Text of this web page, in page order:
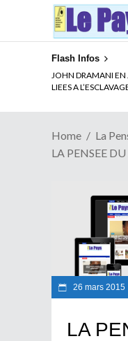
Flash Infos
JOHN DRAMANI
LIEES A
Home
La
LA PENSEE
26 mars 2015
LA